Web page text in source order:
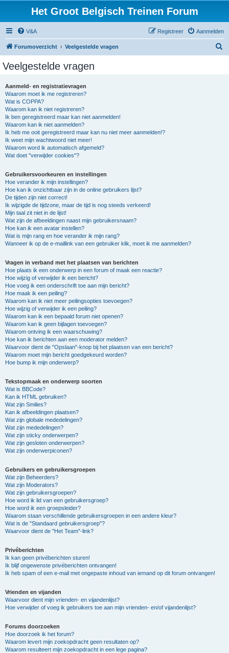
Het Groot Belgisch Treinen Forum
V&A Aanmelden
Registreer
Forumoverzicht Veelgestelde vragen
Veelgestelde vragen
Aanmeld- en registratievragen
Waarom moet ik me registreren?
Wat is COPPA?
Waarom kan ik niet registreren?
Ik ben geregistreerd maar kan niet aanmelden!
Waarom kan ik niet aanmelden?
Ik heb me ooit geregistreerd maar kan nu niet meer aanmelden!?
Ik weet mijn wachtwoord niet meer!
Waarom word ik automatisch afgemeld?
Wat doet "verwijder cookies"?
Gebruikersvoorkeuren en instellingen
Hoe verander ik mijn instellingen?
Hoe kan ik onzichtbaar zijn in de online gebruikers lijst?
De tijden zijn niet correct!
Ik wijzigde de tijdzone, maar de tijd is nog steeds verkeerd!
Mijn taal zit niet in de lijst!
Wat zijn de afbeeldingen naast mijn gebruikersnaam?
Hoe kan ik een avatar instellen?
Wat is mijn rang en hoe verander ik mijn rang?
Wanneer ik op de e-maillink van een gebruiker klik, moet ik me aanmelden?
Vragen in verband met het plaatsen van berichten
Hoe plaats ik een onderwerp in een forum of maak een reactie?
Hoe wijzig of verwijder ik een bericht?
Hoe voeg ik een onderschrift toe aan mijn bericht?
Hoe maak ik een peiling?
Waarom kan ik niet meer peilingsopties toevoegen?
Hoe wijzig of verwijder ik een peiling?
Waarom kan ik een bepaald forum niet openen?
Waarom kan ik geen bijlagen toevoegen?
Waarom ontving ik een waarschuwing?
Hoe kan ik berichten aan een moderator melden?
Waarvoor dient de "Opslaan"-knop bij het plaatsen van een bericht?
Waarom moet mijn bericht goedgekeurd worden?
Hoe bump ik mijn onderwerp?
Tekstopmaak en onderwerp soorten
Wat is BBCode?
Kan ik HTML gebruiken?
Wat zijn Smilies?
Kan ik afbeeldingen plaatsen?
Wat zijn globale mededelingen?
Wat zijn mededelingen?
Wat zijn sticky onderwerpen?
Wat zijn gesloten onderwerpen?
Wat zijn onderwerpiconen?
Gebruikers en gebruikersgroepen
Wat zijn Beheerders?
Wat zijn Moderators?
Wat zijn gebruikersgroepen?
Hoe word ik lid van een gebruikersgroep?
Hoe word ik een groepsleider?
Waarom staan verschillende gebruikersgroepen in een andere kleur?
Wat is de "Standaard gebruikersgroep"?
Waarvoor dient de "Het Team"-link?
Privéberichten
Ik kan geen privéberichten sturen!
Ik blijf ongewenste privéberichten ontvangen!
Ik heb spam of een e-mail met ongepaste inhoud van iemand op dit forum ontvangen!
Vrienden en vijanden
Waarvoor dient mijn vrienden- en vijandenlijst?
Hoe verwijder of voeg ik gebruikers toe aan mijn vrienden- en/of vijandenlijst?
Forums doorzoeken
Hoe doorzoek ik het forum?
Waarom levert mijn zoekopdracht geen resultaten op?
Waarom resulteert mijn zoekopdracht in een lege pagina?